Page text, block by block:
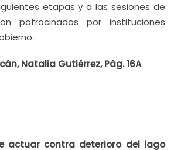
etapas y a las sesiones de
patrocinados por instituciones
Natalia Gutiérrez, Pág. 16A
actuar contra deterioro del lago